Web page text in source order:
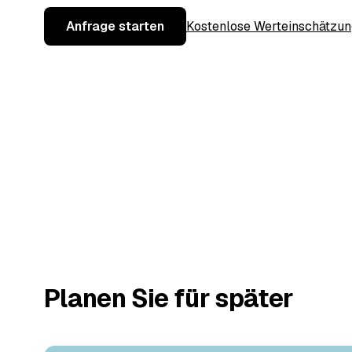
Anfrage starten Kostenlose
Planen Sie für später